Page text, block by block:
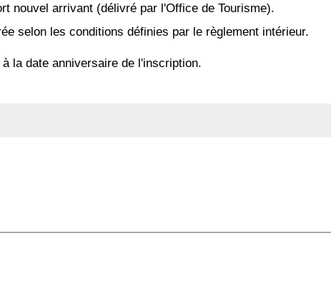
nouvel arrivant (délivré par l'Office de Tourisme).
selon les conditions définies par le règlement intérieur.
la date anniversaire de l'inscription.